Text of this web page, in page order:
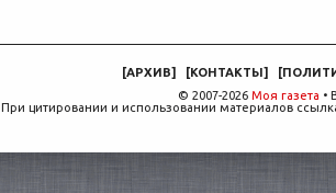
[АРХИВ] [КОНТАКТЫ] [
© 2007-2026 Моя газета •
При цитировании и использовании материалов